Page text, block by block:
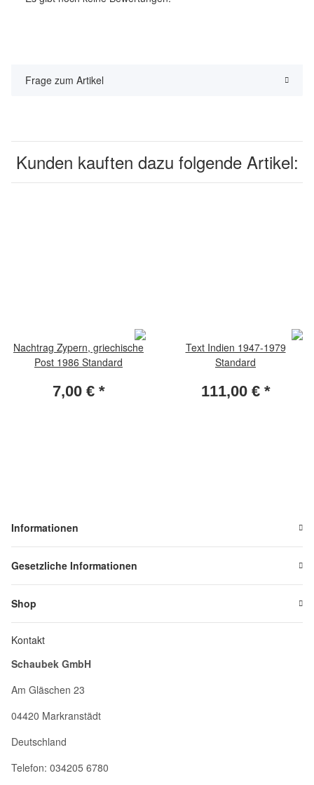
Frage zum Artikel
Kunden kauften dazu folgende Artikel:
Nachtrag Zypern, griechische
Post 1986 Standard
7,00 € *
Text Indien 1947-1979
Standard
111,00 € *
Informationen
Gesetzliche Informationen
Shop
Kontakt
Schaubek GmbH
Am Gläschen 23
04420 Markranstädt
Deutschland
Telefon: 034205 6780